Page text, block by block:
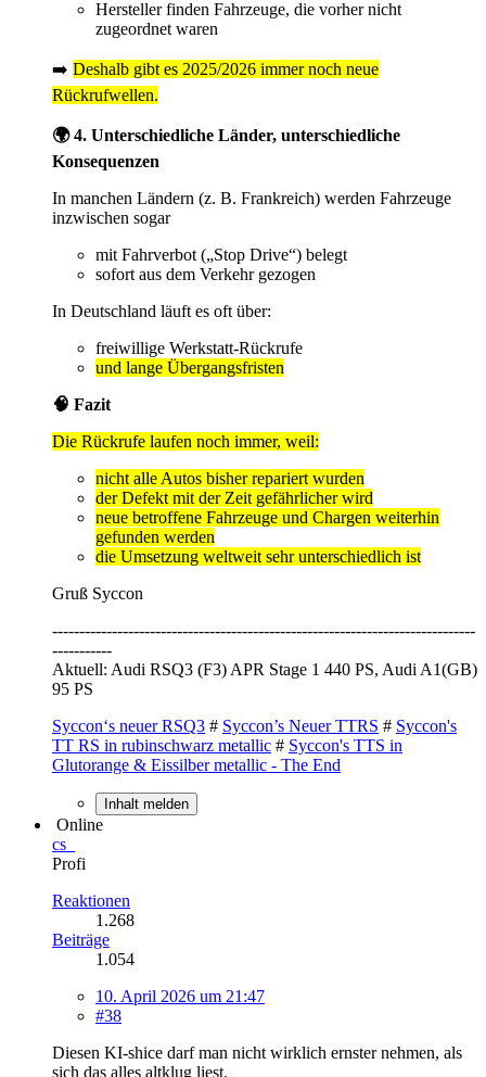
Hersteller finden Fahrzeuge, die vorher nicht
zugeordnet waren
➡️ Deshalb gibt es 2025/2026 immer noch neue
Rückrufwellen.
🌍 4. Unterschiedliche Länder, unterschiedliche
Konsequenzen
In manchen Ländern (z. B. Frankreich) werden Fahrzeuge
inzwischen sogar
mit Fahrverbot („Stop Drive“) belegt
sofort aus dem Verkehr gezogen
In Deutschland läuft es oft über:
freiwillige Werkstatt-Rückrufe
und lange Übergangsfristen
🧠 Fazit
Die Rückrufe laufen noch immer, weil:
nicht alle Autos bisher repariert wurden
der Defekt mit der Zeit gefährlicher wird
neue betroffene Fahrzeuge und Chargen weiterhin
gefunden werden
die Umsetzung weltweit sehr unterschiedlich ist
Gruß Syccon
------------------------------------------------------------------------------
-----------
Aktuell: Audi RSQ3 (F3) APR Stage 1 440 PS, Audi A1(GB)
95 PS
Syccon‘s neuer RSQ3 # Syccon’s Neuer TTRS # Syccon's
TT RS in rubinschwarz metallic # Syccon's TTS in
Glutorange & Eissilber metallic - The End
Inhalt melden
Online
cs_
Profi
Reaktionen
1.268
Beiträge
1.054
10. April 2026 um 21:47
#38
Diesen KI-shice darf man nicht wirklich ernster nehmen, als
sich das alles altklug liest.